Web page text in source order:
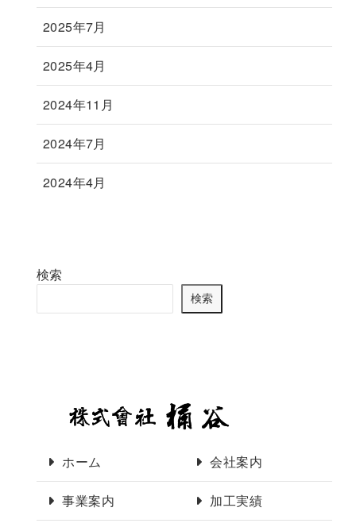
2025年7月
2025年4月
2024年11月
2024年7月
2024年4月
検索
検索
ホーム 会社案内
事業案内 加工実績